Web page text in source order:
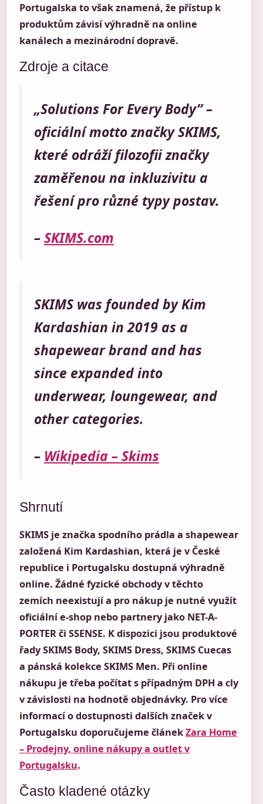
Portugalska to však znamená, že přístup k
produktům závisí výhradně na online
kanálech a mezinárodní dopravě.
Zdroje a citace
„Solutions For Every Body” –
oficiální motto značky SKIMS,
které odráží filozofii značky
zaměřenou na inkluzivitu a
řešení pro různé typy postav.
–SKIMS.com
SKIMS was founded by Kim
Kardashian in 2019 as a
shapewear brand and has
since expanded into
underwear, loungewear, and
other categories.
– Wikipedia – Skims
Shrnutí
SKIMS je značka spodního prádla a shapewear
založená Kim Kardashian, která je v České
republice i Portugalsku dostupná výhradně
online. Žádné fyzické obchody v těchto
zemích neexistují a pro nákup je nutné využít
oficiální e-shop nebo partnery jako NET-A-
PORTER či SSENSE. K dispozici jsou produktové
řady SKIMS Body, SKIMS Dress, SKIMS Cuecas
a pánská kolekce SKIMS Men. Při online
nákupu je třeba počítat s případným DPH a cly
v závislosti na hodnotě objednávky. Pro více
informací o dostupnosti dalších značek v
Portugalsku doporučujeme článekZara Home
– Prodejny, online nákupy a outlet v
Portugalsku.
Často kladené otázky